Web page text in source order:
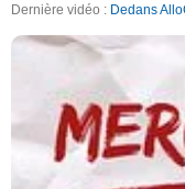
Dernière vidéo : Dedans